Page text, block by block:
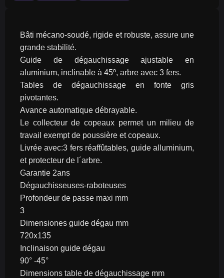
Bâti mécano-soudé, rigide et robuste, assure une
grande stabilité.
Guide de dégauchissage ajustable en
aluminium, inclinable à 45º, arbre avec 3 fers.
Tables de dégauchissage en fonte gris
pivotantes.
Avance automatique débrayable.
Le collecteur de copeaux permet un milieu de
travail exempt de poussière et copeaux.
Livrée avec:3 fers réaffûtables, guide alluminium,
et protecteur de l´arbre.
Garantie 2ans
Dégauchisseuses-raboteuses
Profondeur de passe maxi mm
3
Dimensiones guide dégau mm
720x135
Inclinaison guide dégau
90° -45°
Dimensions table de dégauchissage mm